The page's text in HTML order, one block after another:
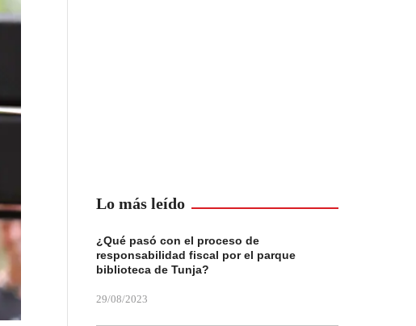
Lo más leído
¿Qué pasó con el proceso de
responsabilidad fiscal por el parque
biblioteca de Tunja?
29/08/2023